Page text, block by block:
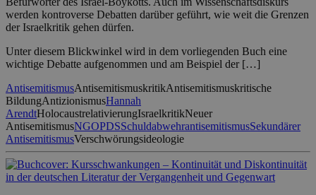
werden kontroverse Debatten darüber geführt, wie weit die Grenzen
der Israelkritik gehen dürfen.
Unter diesem Blickwinkel wird in dem vorliegenden Buch eine
wichtige Debatte aufgenommen und am Beispiel der […]
AntisemitismusAntisemitismuskritikAntisemitismuskritische
BildungAntizionismusHannah
ArendtHolocaustrelativierungIsraelkritikNeuer
AntisemitismusNGOPDSSchuldabwehrantisemitismusSekundärer
AntisemitismusVerschwörungsideologie